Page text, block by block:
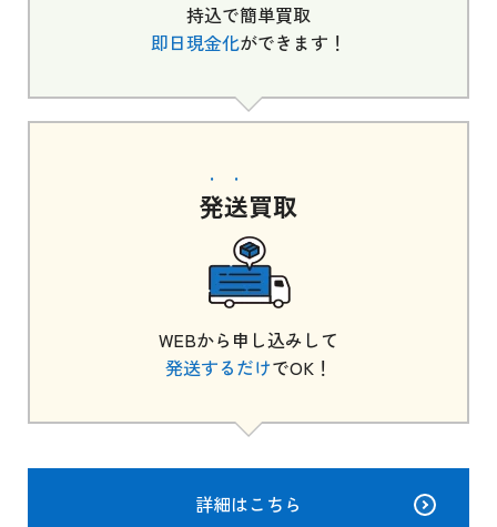
持込で簡単買取
即日現金化ができます！
発送買取
WEBから申し込みして
発送するだけでOK！
詳細はこちら